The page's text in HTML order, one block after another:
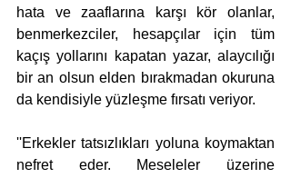
hata ve zaaflarına karşı kör olanlar,
benmerkezciler, hesapçılar için tüm
kaçış yollarını kapatan yazar, alaycılığı
bir an olsun elden bırakmadan okuruna
da kendisiyle yüzleşme fırsatı veriyor.
''Erkekler tatsızlıkları yoluna koymaktan
nefret eder. Meseleler üzerine